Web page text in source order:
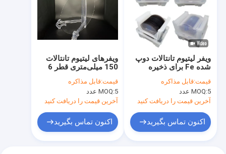
ویفرهای لیتیوم تانتالات
150 میلی‌متری قطر 6
شش ضلعی LiTaO3
LiNbO3
قیمت:قابل مذاکره
MOQ:5 عدد
آخرین قیمت را دریافت کنید
اکنون تماس بگیرید
ویفر لیتیوم تانتالات دوپ
شده Fe برای ذخیره
هولوگرافیک با چگالی بالا
قیمت:قابل مذاکره
MOQ:5 عدد
آخرین قیمت را دریافت کنید
اکنون تماس بگیرید